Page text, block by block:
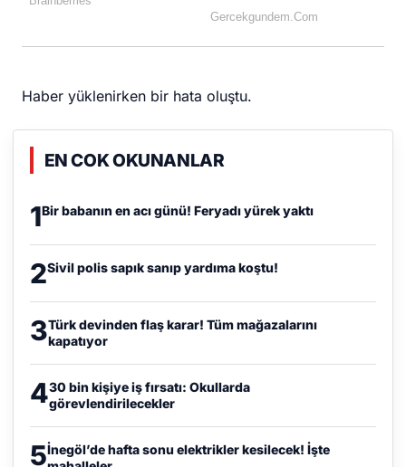
Haber yüklenirken bir hata oluştu.
EN COK OKUNANLAR
1Bir babanın en acı günü! Feryadı yürek yaktı
2Sivil polis sapık sanıp yardıma koştu!
3Türk devinden flaş karar! Tüm mağazalarını
kapatıyor
430 bin kişiye iş fırsatı: Okullarda
görevlendirilecekler
5İnegöl’de hafta sonu elektrikler kesilecek! İşte